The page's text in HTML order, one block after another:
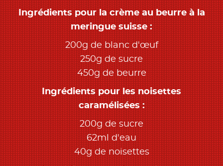
Ingrédients pour la crème au beurre à la
meringue suisse :
200g de blanc d'œuf
250g de sucre
450g de beurre
Ingrédients pour les noisettes
caramélisées :
200g de sucre
62ml d'eau
40g de noisettes